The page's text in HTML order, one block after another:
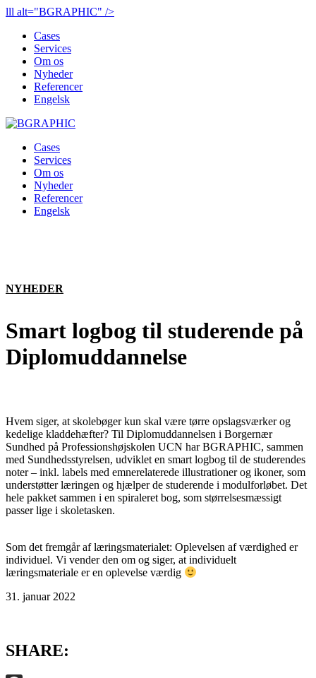
lll alt="BGRAPHIC" />
Cases
Services
Om os
Nyheder
Referencer
Engelsk
Cases
Services
Om os
Nyheder
Referencer
Engelsk
NYHEDER
Smart logbog til studerende på
Diplomuddannelse
Hvem siger, at skolebøger kun skal være tørre opslagsværker og
kedelige kladdehæfter? Til Diplomuddannelsen i Borgernær
Sundhed på Professionshøjskolen UCN har BGRAPHIC, sammen
med Sundhedsstyrelsen, udviklet en smart logbog til de studerendes
noter – inkl. labels med emnerelaterede illustrationer og ikoner, som
understøtter læringen og hjælper de studerende i modulforløbet. Det
hele pakket sammen i en spiraleret bog, som størrelsesmæssigt
passer lige i skoletasken.
Som det fremgår af læringsmaterialet: Oplevelsen af værdighed er
individuel. Vi vender den om og siger, at individuelt
læringsmateriale er en oplevelse værdig
31. januar 2022
SHARE: